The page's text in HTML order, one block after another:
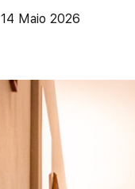
14 Maio 2026